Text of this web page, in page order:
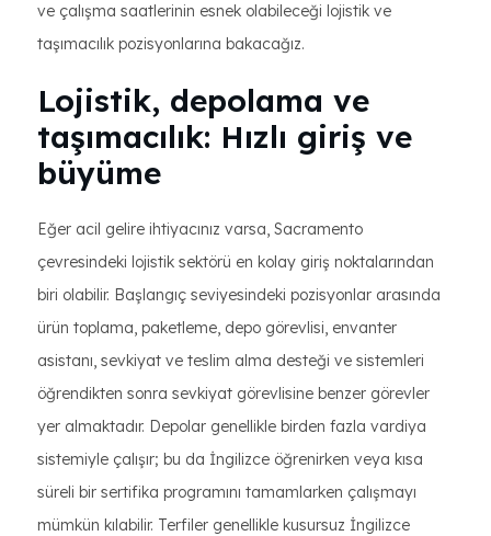
ve çalışma saatlerinin esnek olabileceği lojistik ve
taşımacılık pozisyonlarına bakacağız.
Lojistik, depolama ve
taşımacılık: Hızlı giriş ve
büyüme
Eğer acil gelire ihtiyacınız varsa, Sacramento
çevresindeki lojistik sektörü en kolay giriş noktalarından
biri olabilir. Başlangıç ​​seviyesindeki pozisyonlar arasında
ürün toplama, paketleme, depo görevlisi, envanter
asistanı, sevkiyat ve teslim alma desteği ve sistemleri
öğrendikten sonra sevkiyat görevlisine benzer görevler
yer almaktadır. Depolar genellikle birden fazla vardiya
sistemiyle çalışır; bu da İngilizce öğrenirken veya kısa
süreli bir sertifika programını tamamlarken çalışmayı
mümkün kılabilir. Terfiler genellikle kusursuz İngilizce